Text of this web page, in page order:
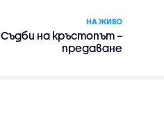
НА ЖИВО
Съдби на кръстопът –
предаване